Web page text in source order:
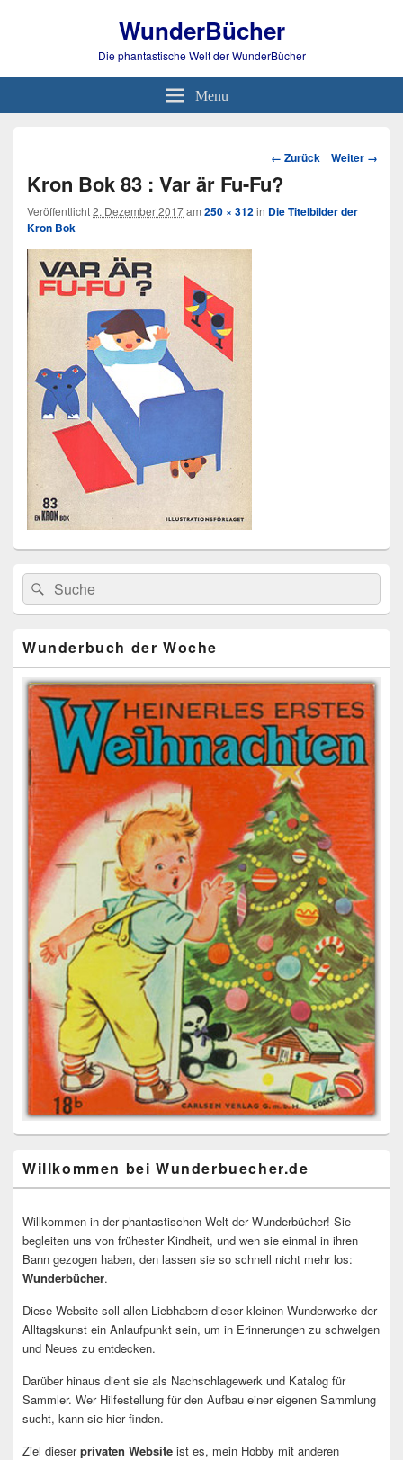
WunderBücher
Die phantastische Welt der WunderBücher
Menu
Bild-
Navigation
← Zurück Weiter →
Kron Bok 83 : Var är Fu-Fu?
Veröffentlicht2. Dezember 2017am 250 × 312in Die Titelbilder der
Kron Bok
Primärer
Seitenleisten
Widget-
Bereich
Search
for:
Suche
Wunderbuch der Woche
Willkommen bei Wunderbuecher.de
Willkommen in der phantastischen Welt der Wunderbücher! Sie
begleiten uns von frühester Kindheit, und wen sie einmal in ihren
Bann gezogen haben, den lassen sie so schnell nicht mehr los:
Wunderbücher.
Diese Website soll allen Liebhabern dieser kleinen Wunderwerke der
Alltagskunst ein Anlaufpunkt sein, um in Erinnerungen zu schwelgen
und Neues zu entdecken.
Darüber hinaus dient sie als Nachschlagewerk und Katalog für
Sammler. Wer Hilfestellung für den Aufbau einer eigenen Sammlung
sucht, kann sie hier finden.
Ziel dieserprivaten Website ist es, mein Hobby mit anderen